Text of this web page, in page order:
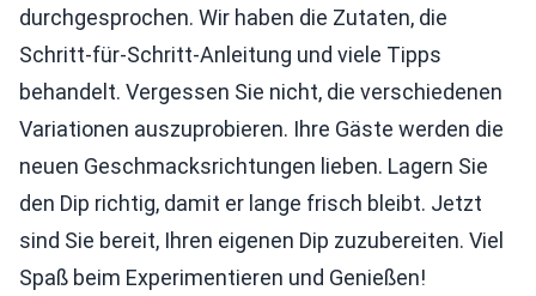
durchgesprochen. Wir haben die Zutaten, die
Schritt-für-Schritt-Anleitung und viele Tipps
behandelt. Vergessen Sie nicht, die verschiedenen
Variationen auszuprobieren. Ihre Gäste werden die
neuen Geschmacksrichtungen lieben. Lagern Sie
den Dip richtig, damit er lange frisch bleibt. Jetzt
sind Sie bereit, Ihren eigenen Dip zuzubereiten. Viel
Spaß beim Experimentieren und Genießen!